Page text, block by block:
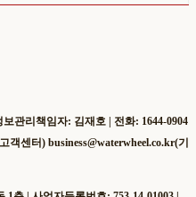
관리책임자: 김재호 | 전화: 1644-0904
객센터) business@waterwheel.co.kr(기